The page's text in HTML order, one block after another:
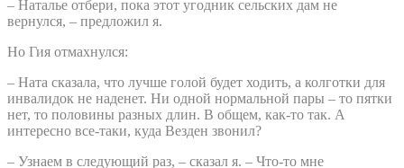
– Наталье отбери, пока этот угодник сельских дам не
вернулся, – предложил я.
Но Гия отмахнулся:
– Ната сказала, что лучше голой будет ходить, а колготки для
инвалидок не наденет. Ни одной нормальной пары – то пятки
нет, то половины разных длин. В общем, как-то так. А
интересно все-таки, куда Везден звонил?
– Узнаем в следующий раз, – сказал я. – Что-то мне